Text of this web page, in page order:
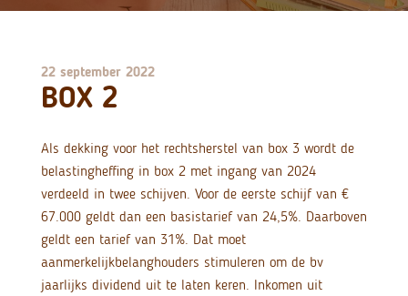
22 september 2022
BOX 2
Als dekking voor het rechtsherstel van box 3 wordt de
belastingheffing in box 2 met ingang van 2024
verdeeld in twee schijven. Voor de eerste schijf van €
67.000 geldt dan een basistarief van 24,5%. Daarboven
geldt een tarief van 31%. Dat moet
aanmerkelijkbelanghouders stimuleren om de bv
jaarlijks dividend uit te laten keren. Inkomen uit